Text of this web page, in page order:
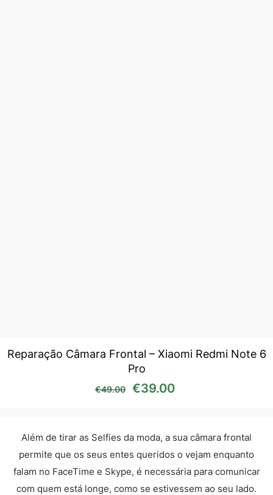
Reparação Câmara Frontal – Xiaomi Redmi Note 6
Pro
€49.00 O preço original era:
€39.00
Além de tirar as Selfies da moda, a sua câmara frontal
permite que os seus entes queridos o vejam enquanto
falam no FaceTime e Skype, é necessária para comunicar
com quem está longe, como se estivessem ao seu lado.